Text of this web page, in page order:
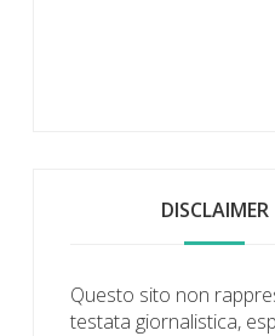
DISCLAIMER
Questo sito non
testata giornalistica,